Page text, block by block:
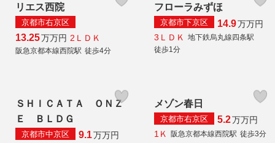
リエス西院
京都市右京区
13.25万万円 2ＬＤＫ
阪急京都本線西院駅 徒歩4分
フローラみずほ
京都市下京区 14.9万万円
3ＬＤＫ
地下鉄烏丸線四条駅
徒歩1分
ＳＨＩＣＡＴＡ ＯＮＺ
Ｅ ＢＬＤＧ
京都市中京区 9.1万万円
メゾン春日
京都市右京区 5.2万万円
1Ｋ
阪急京都本線西院駅 徒歩3分